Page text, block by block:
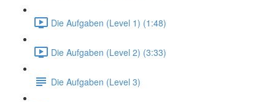
Die Aufgaben (Level 1) (1:48)
Die Aufgaben (Level 2) (3:33)
Die Aufgaben (Level 3)